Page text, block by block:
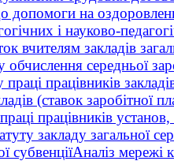
на
і науково-
вчителям закладів
середньої
працівників
(ставок заробітної
працівників
закладу загальної
субвенціїАналіз